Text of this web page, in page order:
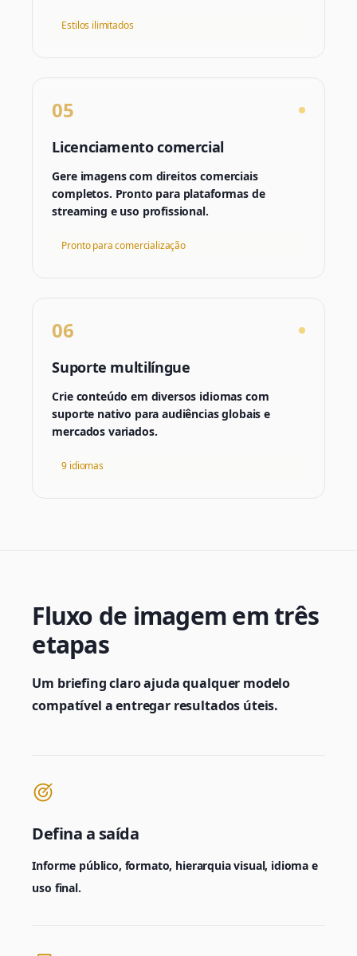
Estilos ilimitados
05
Licenciamento comercial
Gere imagens com direitos comerciais
completos. Pronto para plataformas de
streaming e uso profissional.
Pronto para comercialização
06
Suporte multilíngue
Crie conteúdo em diversos idiomas com
suporte nativo para audiências globais e
mercados variados.
9 idiomas
Fluxo de imagem em três
etapas
Um briefing claro ajuda qualquer modelo
compatível a entregar resultados úteis.
Defina a saída
Informe público, formato, hierarquia visual, idioma e
uso final.